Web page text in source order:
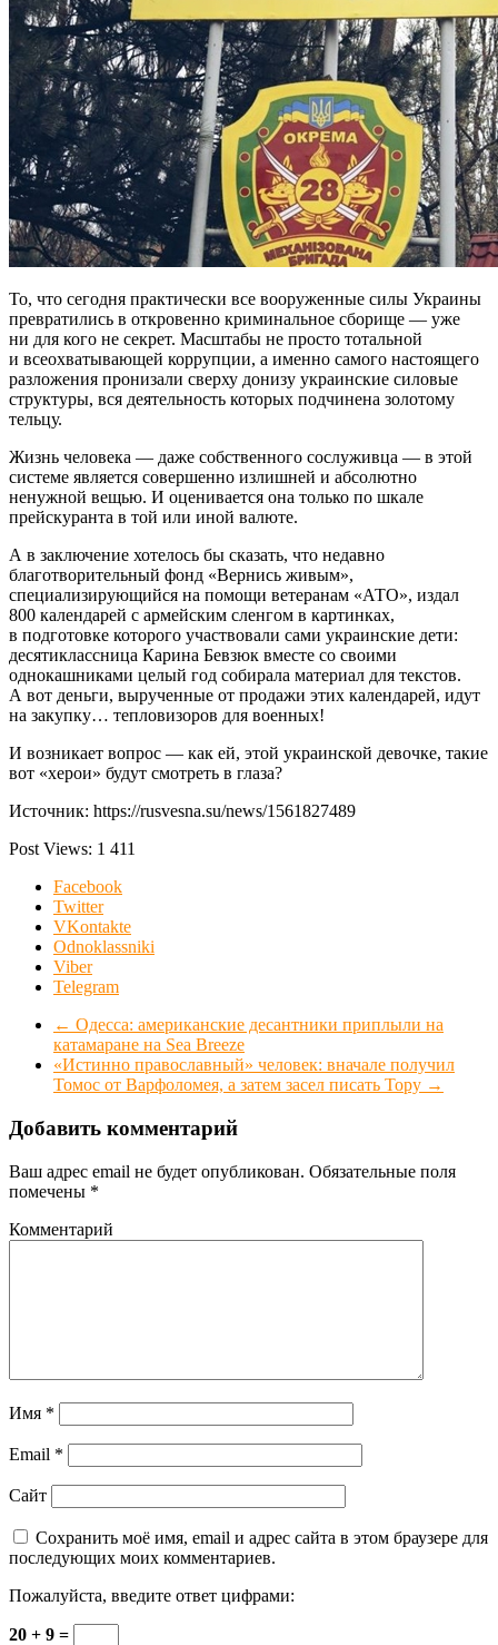
То, что сегодня практически все вооруженные силы Украины
превратились в откровенно криминальное сборище — уже
ни для кого не секрет. Масштабы не просто тотальной
и всеохватывающей коррупции, а именно самого настоящего
разложения пронизали сверху донизу украинские силовые
структуры, вся деятельность которых подчинена золотому
тельцу.
Жизнь человека — даже собственного сослуживца — в этой
системе является совершенно излишней и абсолютно
ненужной вещью. И оценивается она только по шкале
прейскуранта в той или иной валюте.
А в заключение хотелось бы сказать, что недавно
благотворительный фонд «Вернись живым»,
специализирующийся на помощи ветеранам «АТО», издал
800 календарей с армейским сленгом в картинках,
в подготовке которого участвовали сами украинские дети:
десятиклассница Карина Бевзюк вместе со своими
однокашниками целый год собирала материал для текстов.
А вот деньги, вырученные от продажи этих календарей, идут
на закупку… тепловизоров для военных!
И возникает вопрос — как ей, этой украинской девочке, такие
вот «херои» будут смотреть в глаза?
Источник: https://rusvesna.su/news/1561827489
Post Views: 1 411
Facebook
Twitter
VKontakte
Odnoklassniki
Viber
Telegram
← Одесса: американские десантники приплыли на
катамаране на Sea Breeze
«Истинно православный» человек: вначале получил
Томос от Варфоломея, а затем засел писать Тору →
Добавить комментарий
Ваш адрес email не будет опубликован. Обязательные поля
помечены *
Комментарий
Имя *
Email *
Сайт
Сохранить моё имя, email и адрес сайта в этом браузере для
последующих моих комментариев.
Пожалуйста, введите ответ цифрами:
20 + 9 =